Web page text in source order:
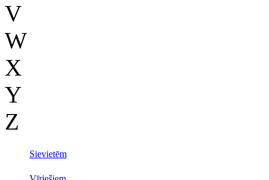
V
W
X
Y
Z
Sievietēm